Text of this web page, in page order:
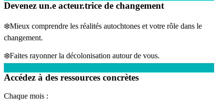
Devenez un.e acteur.trice de changement
❄️Mieux comprendre les réalités autochtones et votre rôle dans le
changement.
❄️Faites rayonner la décolonisation autour de vous.
Accédez à des ressources concrètes
Chaque mois :